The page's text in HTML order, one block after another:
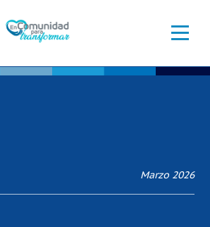
Marzo 2026